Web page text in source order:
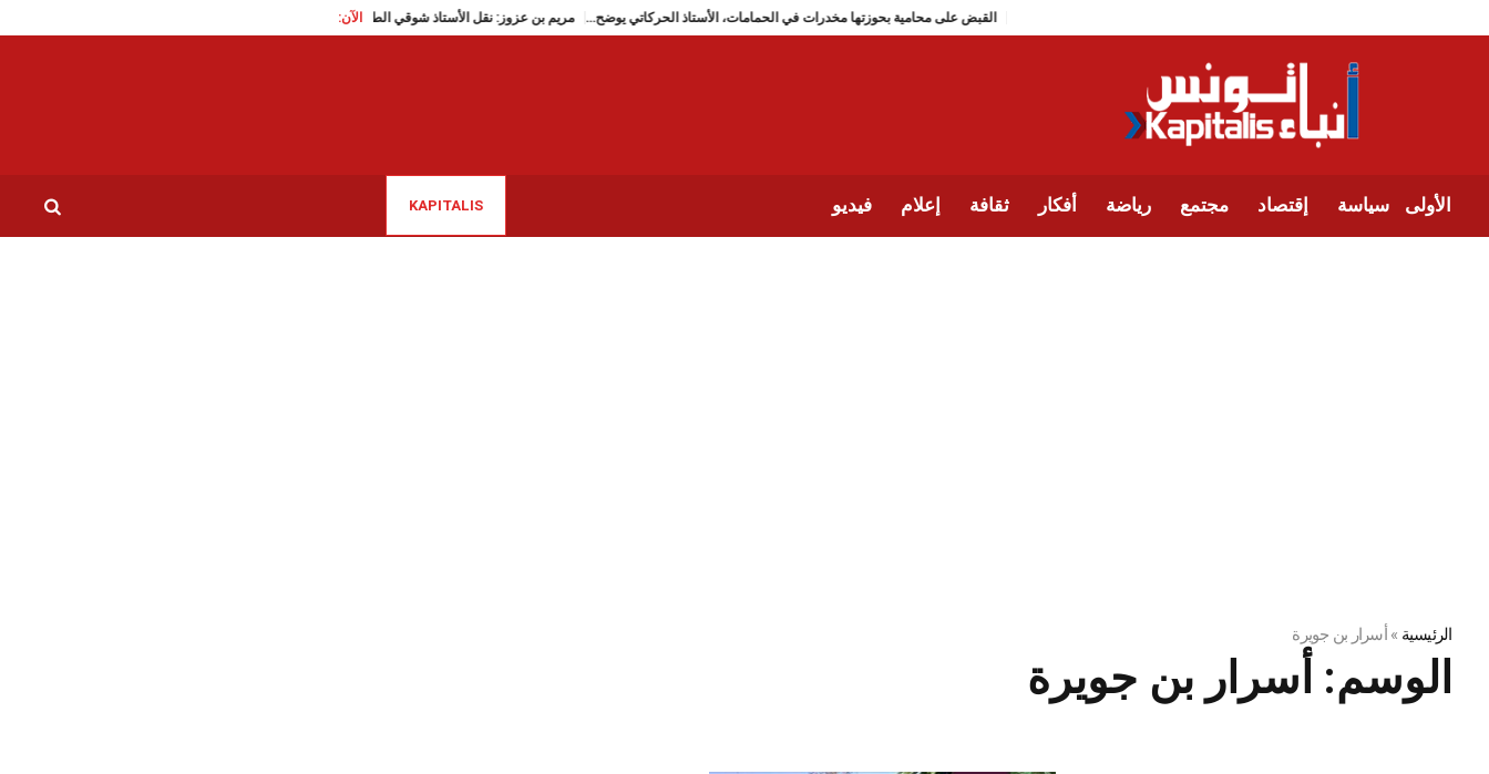
الآن: القبض على محامية بحوزتها مخدرات في الحمامات، الأستاذ الحركاتي يوضح… مريم بن عزوز: نقل الأستاذ شوقي الطبيب إلى سجن بلي بنابل
الأولى سياسة إقتصاد مجتمع رياضة أفكار ثقافة إعلام فيديو KAPITALIS
الرئيسية »أسرار بن جويرة
الوسم:أسرار بن جويرة